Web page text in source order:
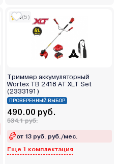
5(5)
Триммер аккумуляторный
Wortex TB 2418 AT XLT Set
(2333191)
ПРОВЕРЕННЫЙ ВЫБОР
490.00 руб.
534.1 руб.
от 13 руб. руб./мес.
Еще 1 комплектация